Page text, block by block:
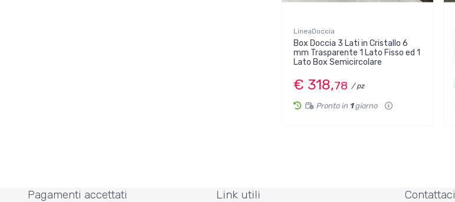
LineaDoccia
Box Doccia 3 Lati in Cristallo 6
mm Trasparente 1 Lato Fisso ed 1
Lato Box Semicircolare
€ 318,78 / pz
Pronto in 1giorno
Pagamenti accettati Link utili Contattaci